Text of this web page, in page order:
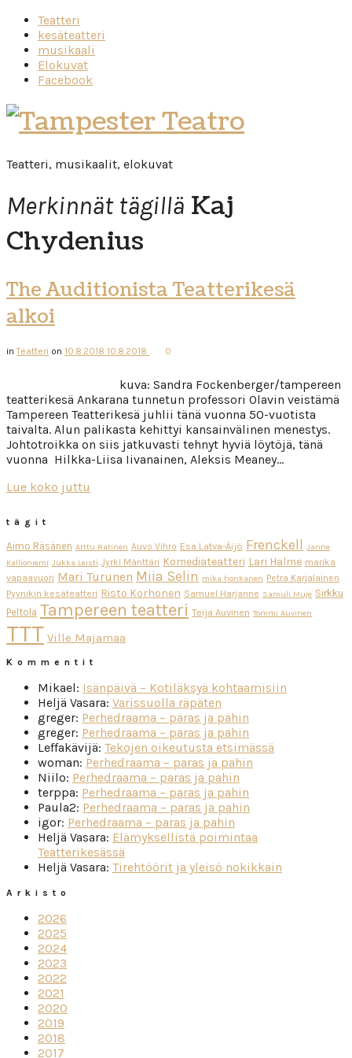
Teatteri
kesäteatteri
musikaali
Elokuvat
Facebook
Tampester
Teatro
Teatteri, musikaalit, elokuvat
Merkinnät tägillä Kaj
Chydenius
The Auditionista Teatterikesä
alkoi
inTeatteri on 10.8.2018 10.8.2018 0
kuva: Sandra Fockenberger/tampereen
teatterikesä Ankarana tunnetun professori Olavin veistämä
Tampereen Teatterikesä juhlii tänä vuonna 50-vuotista
taivalta. Alun palikasta kehittyi kansainvälinen menestys.
Johtotroikka on siis jatkuvasti tehnyt hyviä löytöjä, tänä
vuonna Hilkka-Liisa Iivanainen, Aleksis Meaney…
Lue koko juttu
tägit
Aimo Räsänen Arttu Ratinen Auvo Vihro Esa Latva-Äijö Frenckell Janne
Kallioniemi Jukka Leisti Jyrki Mänttäri Komediateatteri Lari Halme marika
vapaavuori Mari Turunen Miia Selin mika honkanen Petra Karjalainen
Pyynikin kesäteatteri Risto Korhonen Samuel Harjanne Samuli Muje Sirkku
Peltola Tampereen teatteri Teija Auvinen Tommi Auvinen
TTT Ville Majamaa
Kommentit
Mikael: Isänpäivä – Kotiläksyä kohtaamisiin
Heljä Vasara: Varissuolla räpäten
greger: Perhedraama – paras ja pahin
greger: Perhedraama – paras ja pahin
Leffakävijä: Tekojen oikeutusta etsimässä
woman: Perhedraama – paras ja pahin
Niilo: Perhedraama – paras ja pahin
terppa: Perhedraama – paras ja pahin
Paula2: Perhedraama – paras ja pahin
igor: Perhedraama – paras ja pahin
Heljä Vasara: Elämyksellistä poimintaa
Teatterikesässä
Heljä Vasara: Tirehtöörit ja yleisö nokikkain
Arkisto
2026
2025
2024
2023
2022
2021
2020
2019
2018
2017